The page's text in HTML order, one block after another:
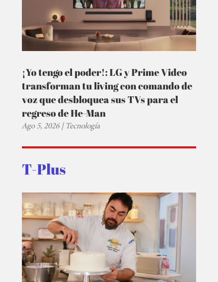
¡Yo tengo el poder!: LG y Prime Video
transforman tu living con comando de
voz que desbloquea sus TVs para el
regreso de He-Man
Ago 5, 2026|Tecnología
T-Plus